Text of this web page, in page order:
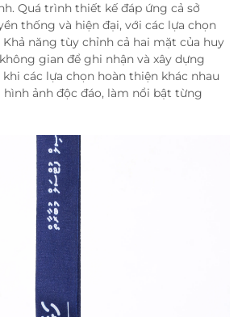
Quá trình thiết kế đáp ứng cả sở
thống và hiện đại, với các lựa chọn
Khả năng tùy chỉnh cả hai mặt của huy
gian để ghi nhận và xây dựng
các lựa chọn hoàn thiện khác nhau
hình ảnh độc đáo, làm nổi bật từng